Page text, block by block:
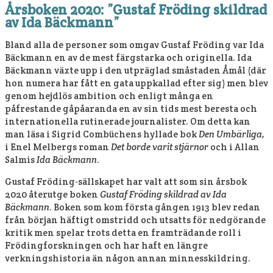
Årsboken 2020: ”Gustaf Fröding skildrad
av Ida Bäckmann”
Bland alla de personer som omgav Gustaf Fröding var Ida
Bäckmann en av de mest färgstarka och originella. Ida
Bäckmann växte upp i den utpräglad småstaden Åmål (där
hon numera har fått en gata uppkallad efter sig) men blev
genom hejdlös ambition och enligt många en
påfrestande gåpåaranda en av sin tids mest beresta och
internationella rutinerade journalister. Om detta kan
man läsa i Sigrid Combüchens hyllade bok Den Umbärliga,
i Enel Melbergs roman Det borde varit stjärnor och i Allan
SalmisIda Bäckmann.
Gustaf Fröding-sällskapet har valt att som sin årsbok
2020 återutge boken Gustaf Fröding skildrad av Ida
Bäckmann. Boken som kom första gången 1913 blev redan
från början häftigt omstridd och utsatts för nedgörande
kritik men spelar trots detta en framträdande roll i
Frödingforskningen och har haft en längre
verkningshistoria än någon annan minnesskildring.